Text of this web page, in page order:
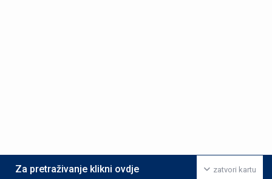
zatvori kartu
Za pretraživanje klikni ovdje